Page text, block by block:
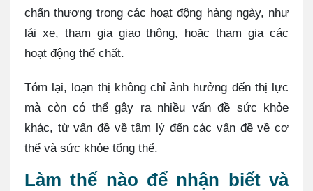
chấn thương trong các hoạt động hàng ngày, như
lái xe, tham gia giao thông, hoặc tham gia các
hoạt động thể chất.
Tóm lại, loạn thị không chỉ ảnh hưởng đến thị lực
mà còn có thể gây ra nhiều vấn đề sức khỏe
khác, từ vấn đề về tâm lý đến các vấn đề về cơ
thể và sức khỏe tổng thể.
Làm thế nào để nhận biết và